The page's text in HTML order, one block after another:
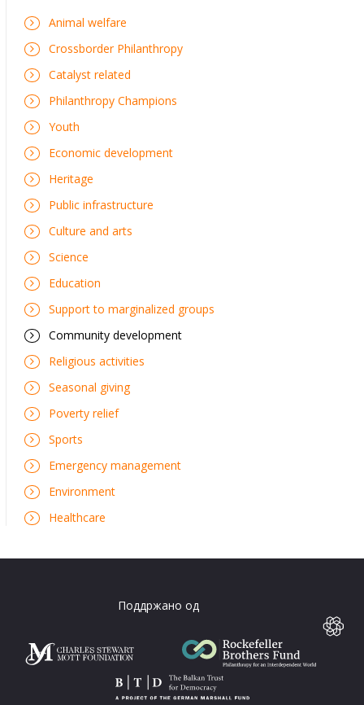
Animal welfare
Crossborder Philanthropy
Catalyst related
Philanthropy Champions
Youth
Economic development
Heritage
Public infrastructure
Culture and arts
Science
Education
Support to marginalized groups
Community development
Religious activities
Seasonal giving
Poverty relief
Sports
Emergency management
Environment
Healthcare
Поддржано од